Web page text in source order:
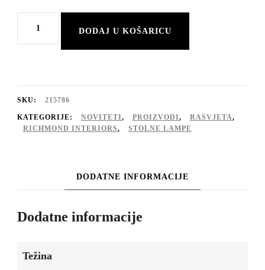
lampa
mesing
količina
DODAJ U KOŠARICU
SKU: 215786
KATEGORIJE: NOVITETI, PROIZVODI, RASVJETA,
RICHMOND INTERIORS, STOLNE LAMPE
DODATNE INFORMACIJE
Dodatne informacije
Težina